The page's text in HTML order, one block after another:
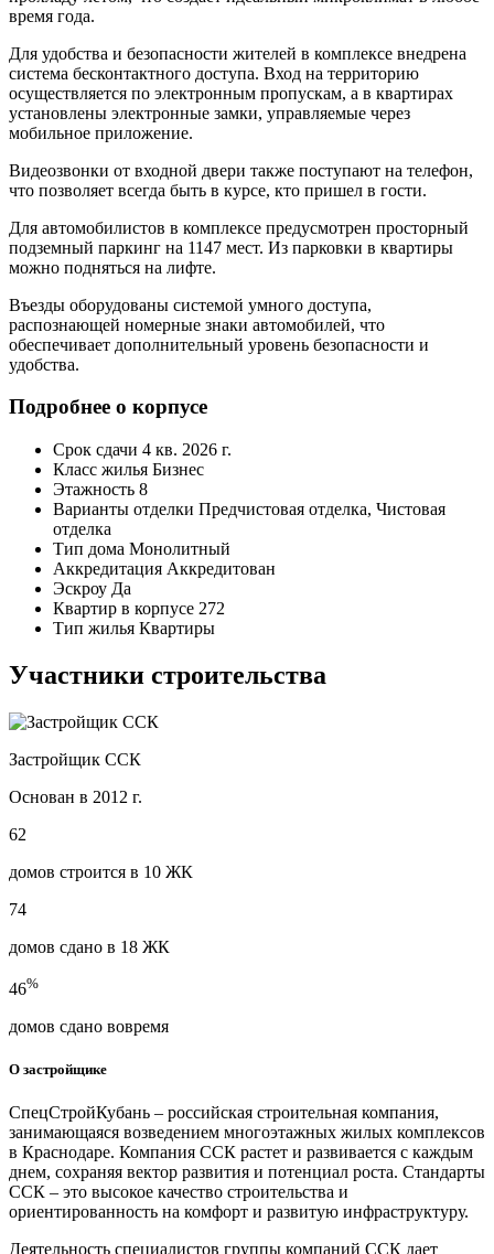
время года.
Для удобства и безопасности жителей в комплексе внедрена
система бесконтактного доступа. Вход на территорию
осуществляется по электронным пропускам, а в квартирах
установлены электронные замки, управляемые через
мобильное приложение.
Видеозвонки от входной двери также поступают на телефон,
что позволяет всегда быть в курсе, кто пришел в гости.
Для автомобилистов в комплексе предусмотрен просторный
подземный паркинг на 1147 мест. Из парковки в квартиры
можно подняться на лифте.
Въезды оборудованы системой умного доступа,
распознающей номерные знаки автомобилей, что
обеспечивает дополнительный уровень безопасности и
удобства.
Подробнее о корпусе
Срок сдачи 4 кв. 2026 г.
Класс жилья Бизнес
Этажность 8
Варианты отделки Предчистовая отделка, Чистовая
отделка
Тип дома Монолитный
Аккредитация Аккредитован
Эскроу Да
Квартир в корпусе 272
Тип жилья Квартиры
Участники строительства
Застройщик ССК
Основан в 2012 г.
62
домов строится в 10 ЖК
74
домов сдано в 18 ЖК
46%
домов сдано вовремя
О застройщике
СпецСтройКубань – российская строительная компания,
занимающаяся возведением многоэтажных жилых комплексов
в Краснодаре. Компания ССК растет и развивается с каждым
днем, сохраняя вектор развития и потенциал роста. Стандарты
ССК – это высокое качество строительства и
ориентированность на комфорт и развитую инфраструктуру.
Деятельность специалистов группы компаний ССК дает